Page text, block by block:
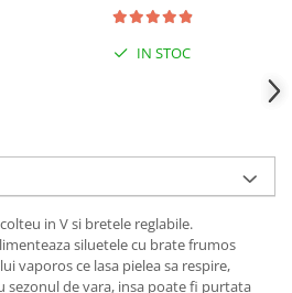
IN STOC
in V si bretele reglabile.
siluetele cu brate frumos
vaporos ce lasa pielea sa respire,
de vara, insa poate fi purtata